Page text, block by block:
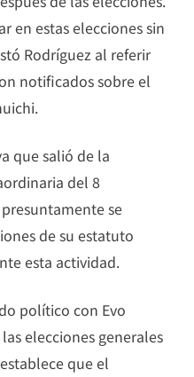
en estas elecciones sin
Rodríguez al referir
notificados sobre el
que salió de la
del 8
se
de su estatuto
esta actividad.
político con Evo
elecciones generales
que el